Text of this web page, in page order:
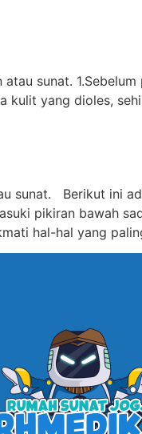
sunat.
kulit yang dioles,
sunat. Berikut ini
pikiran bawah
hal-hal yang